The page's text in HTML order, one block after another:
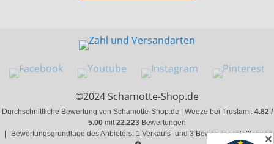
©2024 Schamotte-Shop.de
Durchschnittliche Bewertung von Schamotte-Shop.de | Weeze bei Trustami: 4.82 /
5.00 mit22.223 Bewertungen
Bewertungsgrundlage des Anbieters: 1 Verkaufs- und 3 Bewertungsplattformen
✕